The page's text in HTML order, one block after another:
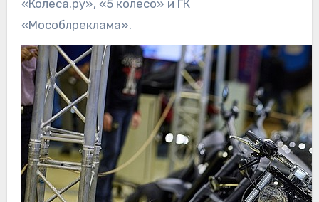
«Колеса.ру», «5 колесо» и ГК
«Мособлреклама».